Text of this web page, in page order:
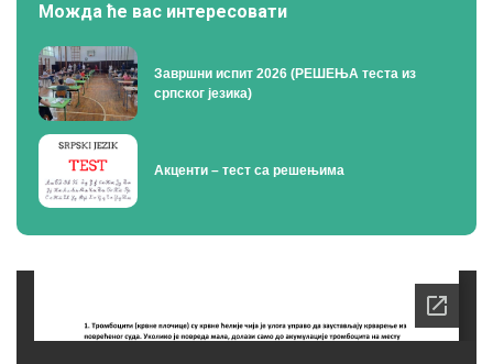
Можда ће вас интересовати
Завршни испит 2026 (РЕШЕЊА теста из
српског језика)
Акценти – тест са решењима